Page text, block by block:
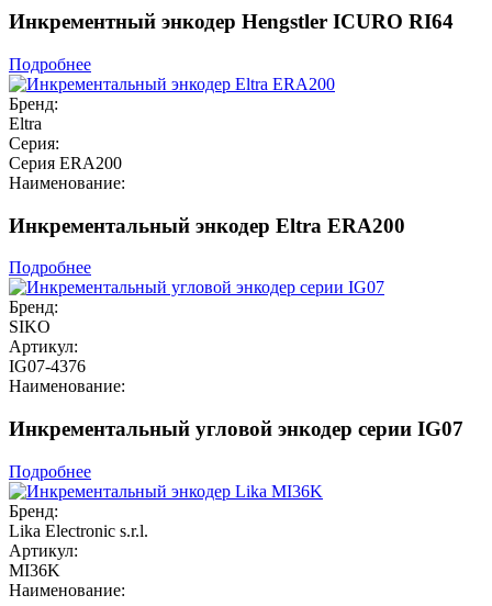
Инкрементный энкодер Hengstler ICURO RI64
Подробнее
Бренд:
Eltra
Серия:
Серия ERA200
Наименование:
Инкрементальный энкодер Eltra ERA200
Подробнее
Бренд:
SIKO
Артикул:
IG07-4376
Наименование:
Инкрементальный угловой энкодер серии IG07
Подробнее
Бренд:
Lika Electronic s.r.l.
Артикул:
MI36K
Наименование: